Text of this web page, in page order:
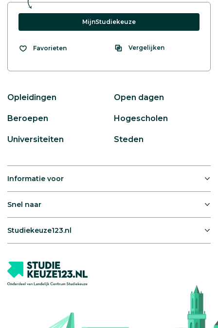
MijnStudiekeuze
Favorieten Vergelijken
Opleidingen Open dagen
Beroepen Hogescholen
Universiteiten Steden
Informatie voor
Snel naar
Studiekeuze123.nl